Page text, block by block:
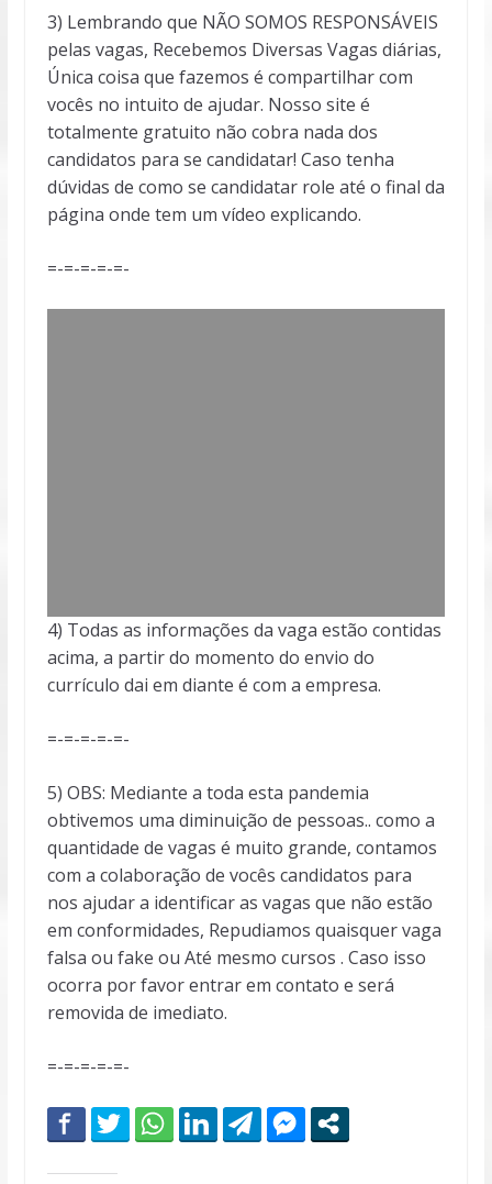
3) Lembrando que NÃO SOMOS RESPONSÁVEIS
pelas vagas, Recebemos Diversas Vagas diárias,
Única coisa que fazemos é compartilhar com
vocês no intuito de ajudar. Nosso site é
totalmente gratuito não cobra nada dos
candidatos para se candidatar! Caso tenha
dúvidas de como se candidatar role até o final da
página onde tem um vídeo explicando.
=-=-=-=-=-
4) Todas as informações da vaga estão contidas
acima, a partir do momento do envio do
currículo dai em diante é com a empresa.
=-=-=-=-=-
5) OBS: Mediante a toda esta pandemia
obtivemos uma diminuição de pessoas.. como a
quantidade de vagas é muito grande, contamos
com a colaboração de vocês candidatos para
nos ajudar a identificar as vagas que não estão
em conformidades, Repudiamos quaisquer vaga
falsa ou fake ou Até mesmo cursos . Caso isso
ocorra por favor entrar em contato e será
removida de imediato.
=-=-=-=-=-